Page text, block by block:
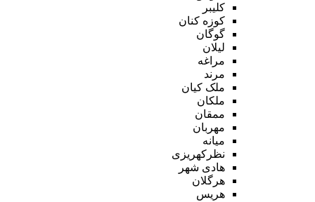
کلیبر
کوزه کنان
گوگان
لیلان
مراغه
مرند
ملک کیان
ملکان
ممقان
مهربان
میانه
نظرکهریزی
هادی شهر
هرگلان
هریس